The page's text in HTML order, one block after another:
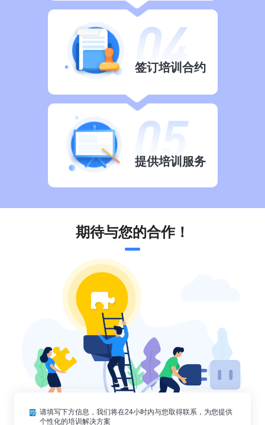
签订培训合约
提供培训服务
期待与您的合作！
请填写下方信息，我们将在24小时内与您取得联系，为您提供
个性化的培训解决方案